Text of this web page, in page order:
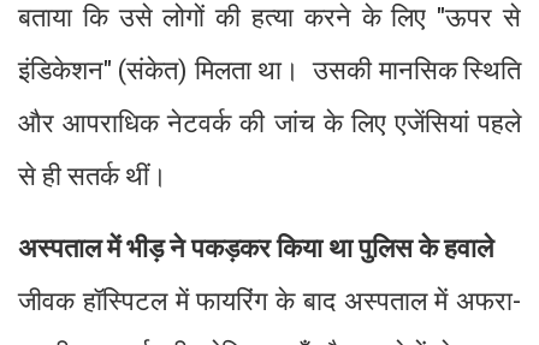
बताया कि उसे लोगों की हत्या करने के लिए "ऊपर से
इंडिकेशन" (संकेत) मिलता था। उसकी मानसिक स्थिति
और आपराधिक नेटवर्क की जांच के लिए एजेंसियां पहले
से ही सतर्क थीं।
अस्पताल में भीड़ ने पकड़कर किया था पुलिस के हवाले
जीवक हॉस्पिटल में फायरिंग के बाद अस्पताल में अफरा-